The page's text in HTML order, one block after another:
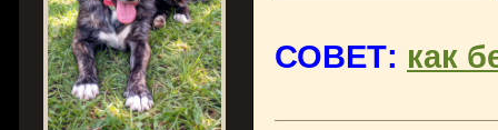
СОВЕТ: как